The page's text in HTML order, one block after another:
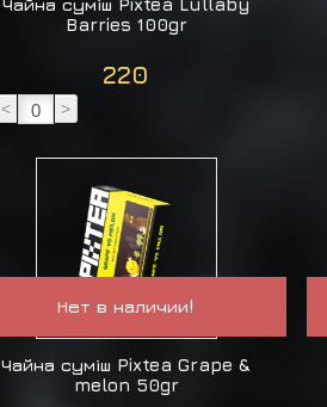
Barries 100gr
220
< >
Нет в наличии!
Чайна суміш Pixtea Grape &
melon 50gr